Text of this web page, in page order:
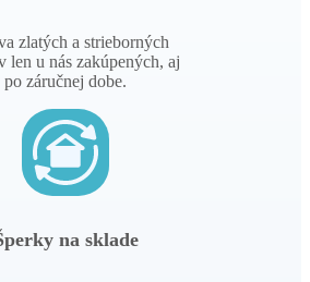
zlatých a strieborných
len u nás zakúpených, aj
po záručnej dobe.
na sklade